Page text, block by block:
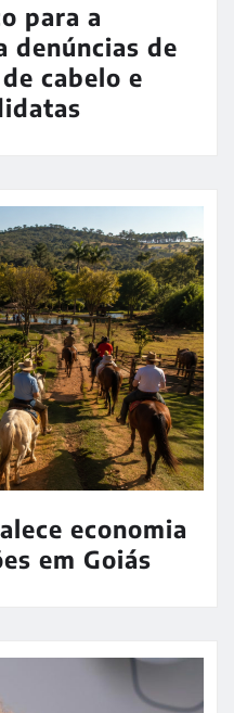
para a
denúncias de
cabelo e
economia
em Goiás